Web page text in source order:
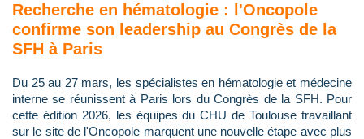
Recherche en hématologie : l'Oncopole
confirme son leadership au Congrès de la
SFH à Paris
Du 25 au 27 mars, les spécialistes en hématologie et médecine
interne se réunissent à Paris lors du Congrès de la SFH. Pour
cette édition 2026, les équipes du CHU de Toulouse travaillant
sur le site de l'Oncopole marquent une nouvelle étape avec plus